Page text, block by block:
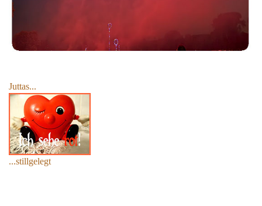
Juttas...
...stillgelegt